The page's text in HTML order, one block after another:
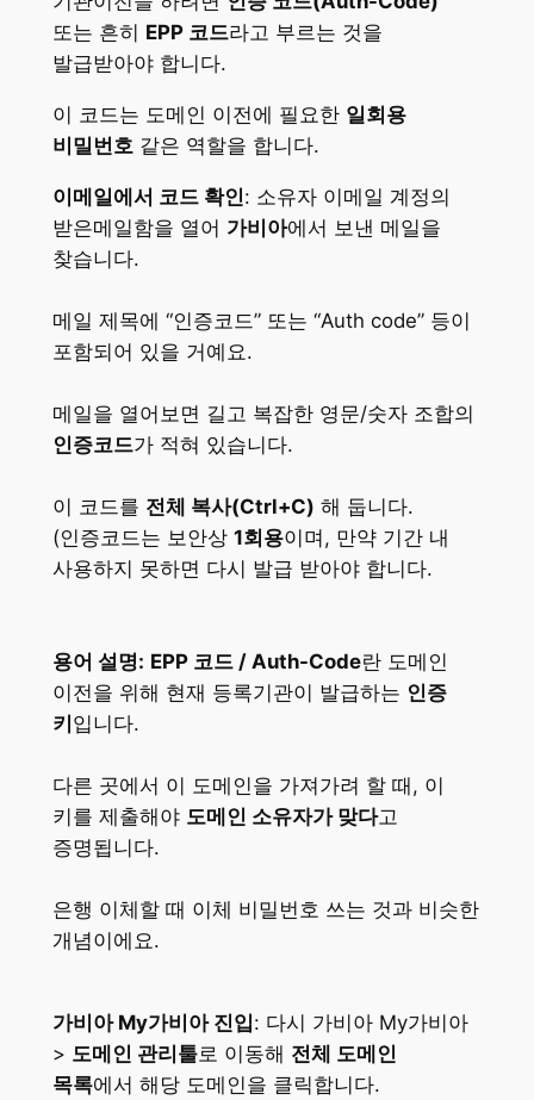
또는 흔히 EPP 코드라고 부르는 것을
발급받아야 합니다​.
이 코드는 도메인 이전에 필요한 일회용
비밀번호같은 역할을 합니다.
이메일에서 코드 확인: 소유자 이메일 계정의
받은메일함을 열어 가비아에서 보낸 메일을
찾습니다.
메일 제목에 “인증코드” 또는 “Auth code” 등이
포함되어 있을 거예요.
메일을 열어보면 길고 복잡한 영문/숫자 조합의
인증코드가 적혀 있습니다.
이 코드를 전체 복사(Ctrl+C) 해 둡니다.
(인증코드는 보안상 1회용이며, 만약 기간 내
사용하지 못하면 다시 발급 받아야 합니다​.
용어 설명: EPP 코드 / Auth-Code란 도메인
이전을 위해 현재 등록기관이 발급하는 인증
키 입니다.
다른 곳에서 이 도메인을 가져가려 할 때, 이
키를 제출해야 도메인 소유자가 맞다고
증명됩니다.
은행 이체할 때 이체 비밀번호 쓰는 것과 비슷한
개념이에요.
가비아 My가비아 진입: 다시 가비아 My가비아
> 도메인 관리툴로 이동해 전체 도메인
목록에서 해당 도메인을 클릭합니다​.